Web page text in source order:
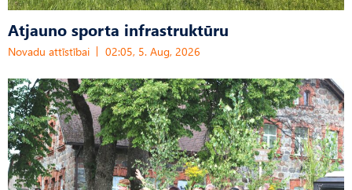
Atjauno sporta infrastruktūru
Novadu attīstībai 02:05, 5. Aug, 2026